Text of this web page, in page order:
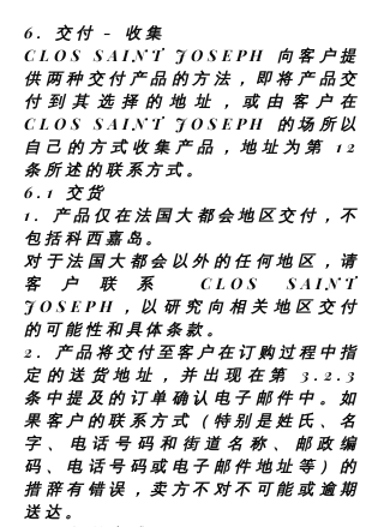
6. 交付 - 收集
CLOS SAINT JOSEPH 向客户提
供两种交付产品的方法，即将产品交
付到其选择的地址，或由客户在
CLOS SAINT JOSEPH 的场所以
自己的方式收集产品，地址为第 12
条所述的联系方式。
6.1 交货
1.
产品仅在法国大都会地区交付，不
包括科西嘉岛。
对于法国大都会以外的任何地区，请
客户联系 CLOS SAINT
JOSEPH，以研究向相关地区交付
的可能性和具体条款。
2.
产品将交付至客户在订购过程中指
定的送货地址，并出现在第 3.2.3
条中提及的订单确认电子邮件中。如
果客户的联系方式（特别是姓氏、名
字、电话号码和街道名称、邮政编
码、电话号码或电子邮件地址等）的
措辞有错误，卖方不对不可能或逾期
送达。